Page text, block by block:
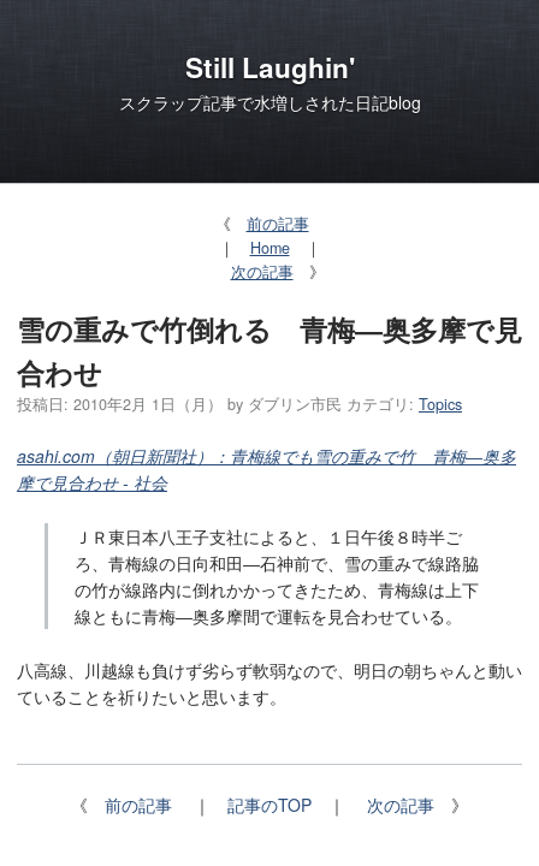
Still Laughin'
スクラップ記事で水増しされた日記blog
《 前の記事
｜ Home｜
次の記事》
雪の重みで竹倒れる 青梅―奥多摩で見
合わせ
投稿日: 2010年2月 1日（月） by ダブリン市民 カテゴリ: Topics
asahi.com（朝日新聞社）：青梅線でも雪の重みで竹 青梅―奥多
摩で見合わせ - 社会
ＪＲ東日本八王子支社によると、１日午後８時半ご
ろ、青梅線の日向和田―石神前で、雪の重みで線路脇
の竹が線路内に倒れかかってきたため、青梅線は上下
線ともに青梅―奥多摩間で運転を見合わせている。
八高線、川越線も負けず劣らず軟弱なので、明日の朝ちゃんと動い
ていることを祈りたいと思います。
《 前の記事 ｜ 記事のTOP ｜ 次の記事 》